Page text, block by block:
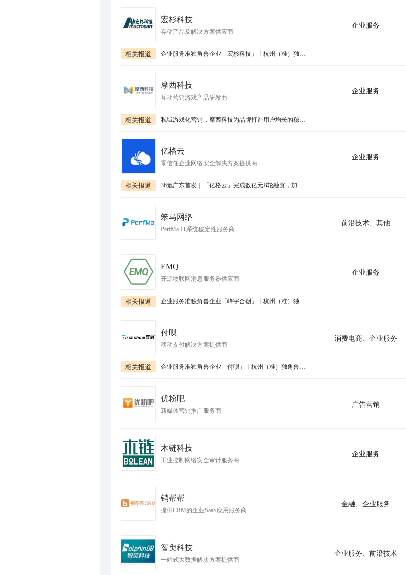
宏杉科技
存储产品及解决方案供应商
相关报道 企业服务准独角兽企业「宏杉科技」丨杭州（准）独角兽报告
企业服务
摩西科技
互动营销游戏产品研发商
相关报道 私域游戏化营销，摩西科技为品牌打造用户增长的秘密武器
企业服务
亿格云
零信任企业网络安全解决方案提供商
相关报道 36氪广东首发｜「亿格云」完成数亿元B轮融资，加码“人+AI”统一安全治理
企业服务
笨马网络
PerfMa-IT系统稳定性服务商
前沿技术、其他
EMQ
开源物联网消息服务器供应商
相关报道 企业服务准独角兽企业「峰宇合创」丨杭州（准）独角兽报告
企业服务
付呗
移动支付解决方案提供商
相关报道 企业服务准独角兽企业「付呗」丨杭州（准）独角兽报告
消费电商、企业服务
优粉吧
新媒体营销推广服务商
广告营销
木链科技
工业控制网络安全审计服务商
企业服务
销帮帮
提供CRM的企业SaaS应用服务商
金融、企业服务
智臾科技
一站式大数据解决方案提供商
企业服务、前沿技术